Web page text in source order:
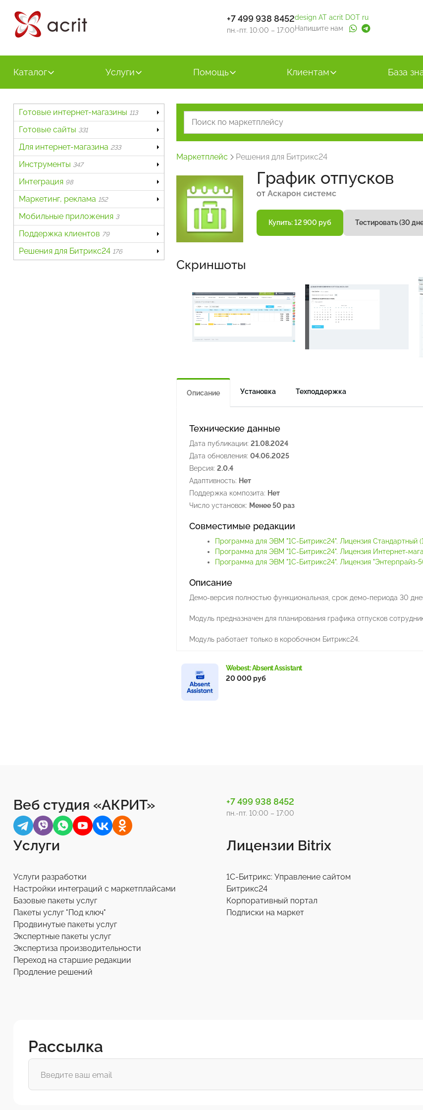
+7 499 938 8452
пн.-пт. 10:00 – 17:00
design AT acrit DOT ru
Напишите нам
Каталог Услуги Помощь Клиентам База
Готовые интернет-магазины 113
Готовые сайты 331
Для интернет-магазина 233
Инструменты 347
Интеграция 98
Маркетинг, реклама 152
Мобильные приложения 3
Поддержка клиентов 79
Решения для Битрикс24 176
Маркетплейс Решения для Битрикс24
График отпусков
от Аскарон системс
Купить: 12 900 руб Тестировать (30
Скриншоты
Описание Установка Техподдержка
Технические данные
Дата публикации: 21.08.2024
Дата обновления: 04.06.2025
Версия: 2.0.4
Адаптивность: Нет
Поддержка композита: Нет
Число установок: Менее 50 раз
Совместимые редакции
Программа для ЭВМ "1С-Битрикс24". Лицензия Стандартный
Программа для ЭВМ "1С-Битрикс24". Лицензия Интернет-
Программа для ЭВМ "1С-Битрикс24". Лицензия "Энтерпрайз-
Описание
Демо-версия полностью функциональная, срок демо-периода 30
Модуль предназначен для планирования графика отпусков
Модуль работает только в коробочном Битрикс24.
Webest: Absent Assistant
20 000 руб
Веб студия «АКРИТ» +7 499 938 8452
пн.-пт. 10:00 – 17:00
Услуги
Услуги разработки
Настройки интеграций с маркетплайсами
Базовые пакеты услуг
Пакеты услуг "Под ключ"
Продвинутые пакеты услуг
Экспертные пакеты услуг
Экспертиза производительности
Переход на старшие редакции
Продление решений
Лицензии Bitrix
1С-Битрикс: Управление сайтом
Битрикс24
Корпоративный портал
Подписки на маркет
Рассылка